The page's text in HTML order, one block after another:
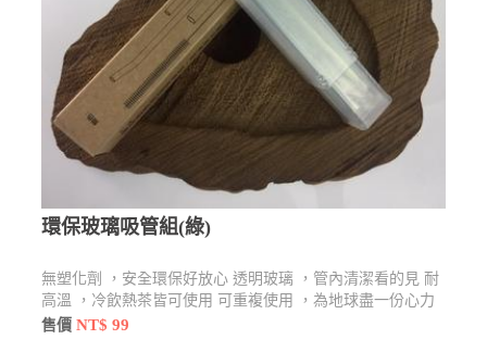
環保玻璃吸管組(綠)
無塑化劑 ，安全環保好放心 透明玻璃 ，管內清潔看的見 耐
高溫 ，冷飲熱茶皆可使用 可重複使用 ，為地球盡一份心力
售價NT$ 99